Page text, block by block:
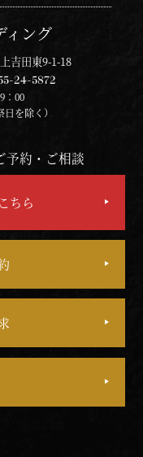
ィング
吉田東9-1-18
24-5872
：00
を除く）
予約・ご相談
ちら